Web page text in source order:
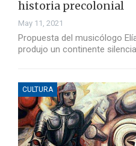
historia precolonial
May 11, 2021
Propuesta del musicólogo
produjo un continente
CULTURA